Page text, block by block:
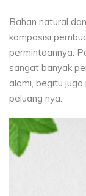
Bahan natural
komposisi
permintaannya.
sangat banyak
alami, begitu
peluang nya.